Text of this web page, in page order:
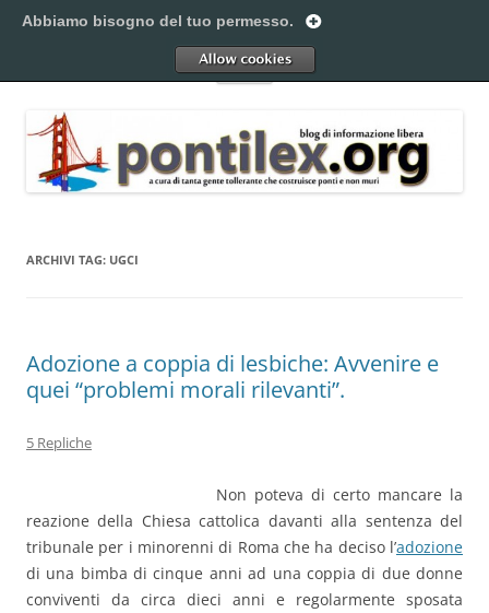
al
Pontilex
Menu
ARCHIVI TAG: UGCI
Adozione a coppia di lesbiche: Avvenire e
quei “problemi morali rilevanti”.
5 Repliche
Non poteva di certo mancare la
reazione della Chiesa cattolica davanti alla sentenza del
tribunale per i minorenni di Roma che ha deciso l’adozione
di una bimba di cinque anni ad una coppia di due donne
conviventi da circa dieci anni e regolarmente sposata
Abbiamo bisogno del tuo permesso.